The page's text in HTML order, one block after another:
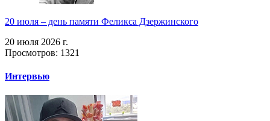
20 июля – день памяти Феликса Дзержинского
20 июля 2026 г.
Просмотров: 1321
Интервью